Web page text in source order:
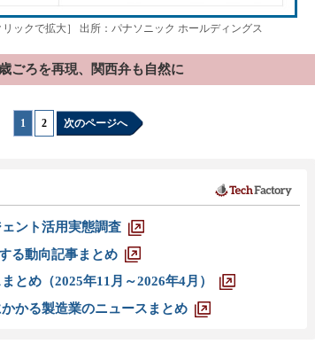
ックで拡大］ 出所：パナソニック ホールディングス
ごろを再現、関西弁も自然に
1 2 次のページへ
ント活用実態調査
る動向記事まとめ
とめ（2025年11月～2026年4月）
かる製造業のニュースまとめ